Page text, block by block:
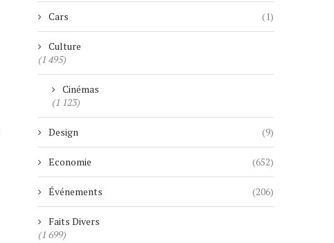
Cars (1)
Culture
(1 495)
Cinémas
(1 123)
Design (9)
Economie (652)
Événements (206)
Faits Divers
(1 699)